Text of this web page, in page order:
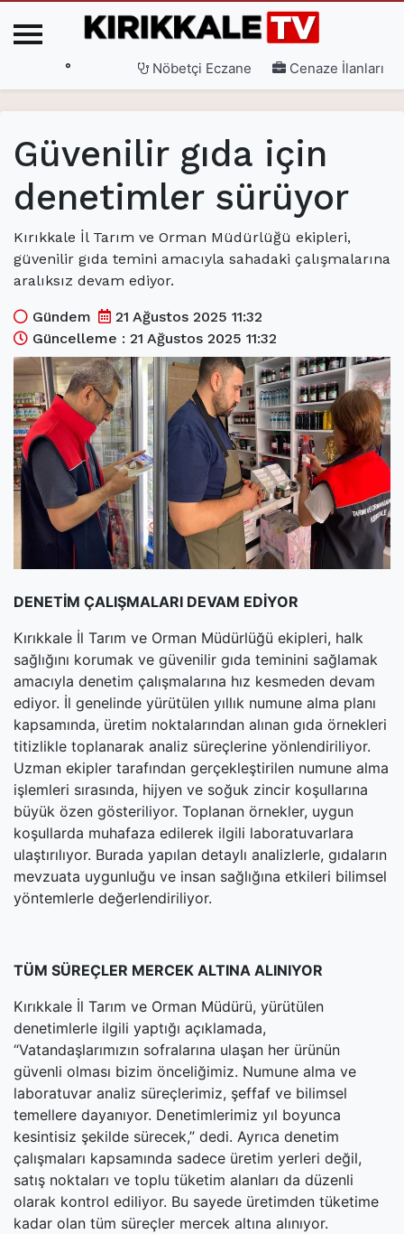
3. Sayfa(current)
Gündem(current)
Siyaset (current)
(current)
(current)
Spor(current)
Sağlık(current)
Kültür Sanat(current)
Teknoloji(current)
Özel Haber(current)
Dünya(current)
Yerel(current)
İller (current)
° Nöbetçi Eczane Cenaze İlanları
Güvenilir gıda için
denetimler sürüyor
Kırıkkale İl Tarım ve Orman Müdürlüğü ekipleri,
güvenilir gıda temini amacıyla sahadaki çalışmalarına
aralıksız devam ediyor.
Gündem
21 Ağustos 2025 11:32
Güncelleme : 21 Ağustos 2025 11:32
DENETİM ÇALIŞMALARI DEVAM EDİYOR
Kırıkkale İl Tarım ve Orman Müdürlüğü ekipleri, halk
sağlığını korumak ve güvenilir gıda teminini sağlamak
amacıyla denetim çalışmalarına hız kesmeden devam
ediyor. İl genelinde yürütülen yıllık numune alma planı
kapsamında, üretim noktalarından alınan gıda örnekleri
titizlikle toplanarak analiz süreçlerine yönlendiriliyor.
Uzman ekipler tarafından gerçekleştirilen numune alma
işlemleri sırasında, hijyen ve soğuk zincir koşullarına
büyük özen gösteriliyor. Toplanan örnekler, uygun
koşullarda muhafaza edilerek ilgili laboratuvarlara
ulaştırılıyor. Burada yapılan detaylı analizlerle, gıdaların
mevzuata uygunluğu ve insan sağlığına etkileri bilimsel
yöntemlerle değerlendiriliyor.
TÜM SÜREÇLER MERCEK ALTINA ALINIYOR
Kırıkkale İl Tarım ve Orman Müdürü, yürütülen
denetimlerle ilgili yaptığı açıklamada,
“Vatandaşlarımızın sofralarına ulaşan her ürünün
güvenli olması bizim önceliğimiz. Numune alma ve
laboratuvar analiz süreçlerimiz, şeffaf ve bilimsel
temellere dayanıyor. Denetimlerimiz yıl boyunca
kesintisiz şekilde sürecek,” dedi. Ayrıca denetim
çalışmaları kapsamında sadece üretim yerleri değil,
satış noktaları ve toplu tüketim alanları da düzenli
olarak kontrol ediliyor. Bu sayede üretimden tüketime
kadar olan tüm süreçler mercek altına alınıyor.